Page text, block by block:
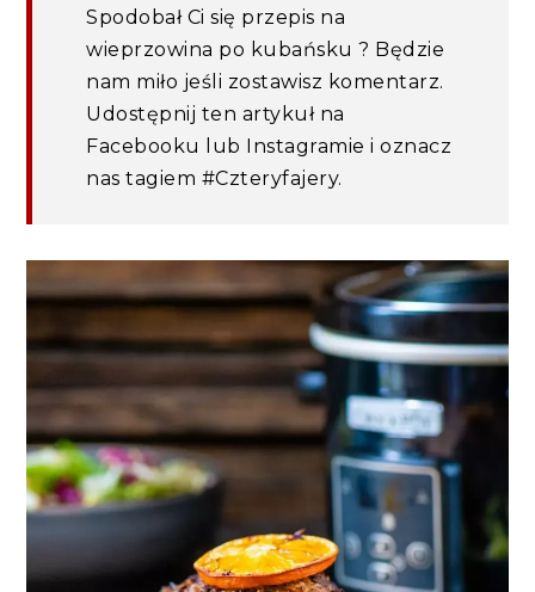
Spodobał Ci się przepis na
wieprzowina po kubańsku ? Będzie
nam miło jeśli zostawisz komentarz.
Udostępnij ten artykuł na
Facebooku lub Instagramie i oznacz
nas tagiem #Czteryfajery.